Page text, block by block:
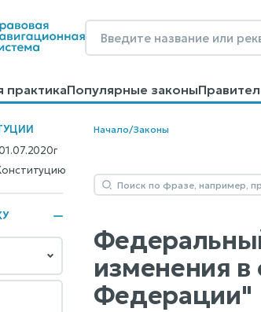
практикаПопулярные законы
материалыОбразцы
Начало/Законы
изменения в
Федерации"